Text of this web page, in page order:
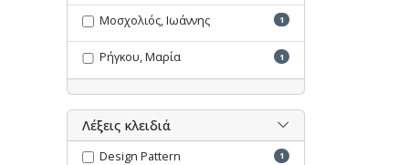
Μοσχολιός, Ιωάννης 1
Ρήγκου, Μαρία 1
Λέξεις κλειδιά
Design Pattern 1